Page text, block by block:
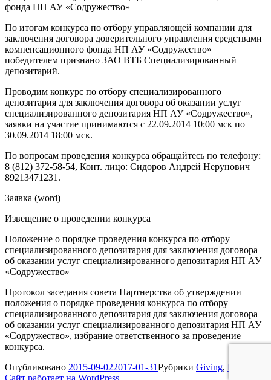
фонда НП АУ «Содружество»
По итогам конкурса по отбору управляющей компании для
заключения договора доверительного управления средствами
компенсационного фонда НП АУ «Содружество»
победителем признано ЗАО ВТБ Специализированный
депозитарий.
Проводим конкурс по отбору специализированного
депозитария для заключения договора об оказании услуг
специализированного депозитария НП АУ «Содружество»,
заявки на участие принимаются с 22.09.2014 10:00 мск по
30.09.2014 18:00 мск.
По вопросам проведения конкурса обращайтесь по телефону:
8 (812) 372-58-54, Конт. лицо: Сидоров Андрей Нерунович
89213471231.
Заявка (word)
Извещение о проведении конкурса
Положение о порядке проведения конкурса по отбору
специализированного депозитария для заключения договора
об оказании услуг специализированного депозитария НП АУ
«Содружество»
Протокол заседания совета Партнерства об утверждении
положения о порядке проведения конкурса по отбору
специализированного депозитария для заключения договора
об оказании услуг специализированного депозитария НП АУ
«Содружество», избрание ответственного за проведение
конкурса.
Опубликовано 2015-09-022017-01-31Рубрики Giving, Music
Сайт работает на WordPress